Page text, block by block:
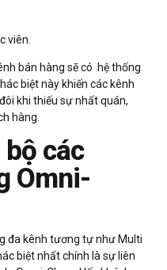
viên.
bán hàng sẽ có hệ thống
biệt này khiến các kênh
khi thiếu sự nhất quán,
hàng.
các
Omni-
đa kênh tương tự như Multi
biệt nhất chính là sự liên